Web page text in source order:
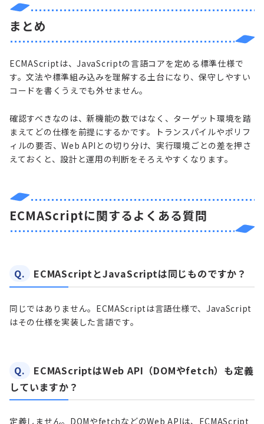
まとめ
ECMAScriptは、JavaScriptの言語コアを定める標準仕様で
す。文法や標準組み込みを理解する土台になり、保守しやすい
コードを書くうえでも外せません。
確認すべきなのは、新機能の数ではなく、ターゲット環境を踏
まえてどの仕様を前提にするかです。トランスパイルやポリフ
ィルの要否、Web APIとの切り分け、実行環境ごとの差を押さ
えておくと、設計と運用の判断をそろえやすくなります。
ECMAScriptに関するよくある質問
Q. ECMAScriptとJavaScriptは同じものですか？
同じではありません。ECMAScriptは言語仕様で、JavaScript
はその仕様を実装した言語です。
Q.
ECMAScriptはWeb API（DOMやfetch）も定義
していますか？
定義しません。DOMやfetchなどのWeb APIは、ECMAScript